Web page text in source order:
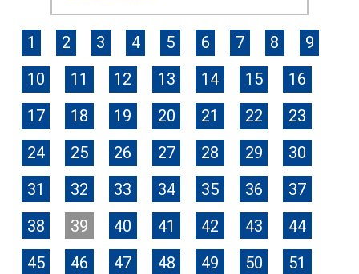
1 2 3 4 5 6 7 8
9
10
11 12 13 14 15
16
17
18 19 20 21 22
23
24
25 26 27 28 29
30
31
32 33 34 35 36
37
38
39 40 41 42 43
44
45
46 47 48 49 50
51